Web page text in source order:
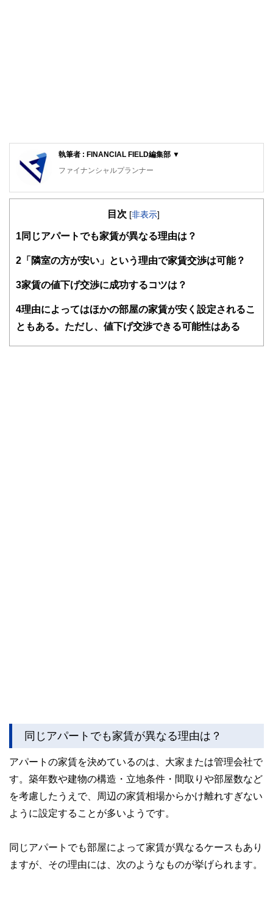
執筆者 : FINANCIAL FIELD編集部 ▼
ファイナンシャルプランナー
FinancialField編集部は、金融、経済に関する記事を、日々
知識がない方でも理解できるようわかりやすく発信していま
得者を中心に「お金や暮らし」に関する書籍・雑誌の編集経
験者で構成され、企画立案から記事掲載まですべての工程に
護士、税理士、宅地建物取引士、相続診断士、住宅ローンア
ドバイザー、DCプランナー、公認会計士、社会保険労務
士、行政書士、投資アナリスト、キャリアコンサルタントな
目次 [非表示]
1 同じアパートでも家賃が異なる理由は？
2 「隣室の方が安い」という理由で家賃交渉は可能？
3家賃の値下げ交渉に成功するコツは？
4理由によってはほかの部屋の家賃が安く設定されるこ
ともある。ただし、値下げ交渉できる可能性はある
同じアパートでも家賃が異なる理由は？
アパートの家賃を決めているのは、大家または管理会社で
す。築年数や建物の構造・立地条件・間取りや部屋数など
を考慮したうえで、周辺の家賃相場からかけ離れすぎない
ように設定することが多いようです。
同じアパートでも部屋によって家賃が異なるケースもあり
ますが、その理由には、次のようなものが挙げられます。